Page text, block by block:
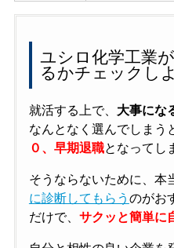
ユシロ化学工業
るかチェックし
就活する上で、 大事にな
なんとなく選んでしまう
０、早期退職となってし
そうならないために、本
に診断してもらう のがお
だけで、 サクッと簡単に